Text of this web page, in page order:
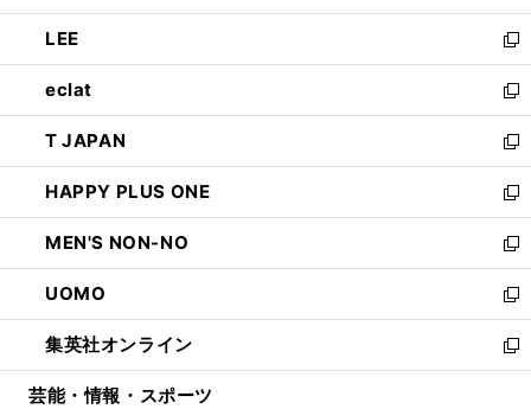
開
く
ウ
で
開
く
ン
ド
ウ
で
開
く
ウ
ィ
ン
ド
ウ
で
開
く
し
い
ウ
ィ
ン
ド
ウ
で
開
く
LEE
新
し
い
ウ
ィ
ン
ド
ウ
で
開
く
eclat
新
し
い
ウ
ィ
ン
ド
ウ
で
開
く
T JAPAN
新
し
い
ウ
ィ
ン
ド
ウ
で
開
HAPPY PLUS ONE
新
し
い
ウ
ィ
ン
ド
ウ
MEN'S NON-NO
新
し
い
ウ
ィ
ン
UOMO
新
し
い
ウ
集英社オンライン
新
し
芸能・情報・スポーツ